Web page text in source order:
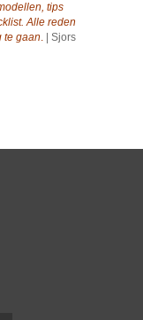
tips
Alle reden
te gaan. | Sjors